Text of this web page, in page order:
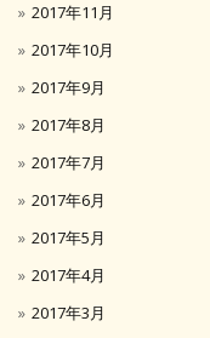
2017年11月
2017年10月
2017年9月
2017年8月
2017年7月
2017年6月
2017年5月
2017年4月
2017年3月